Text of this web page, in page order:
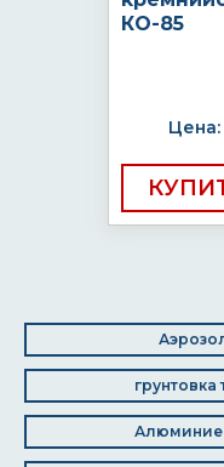
КО-85
Цена: